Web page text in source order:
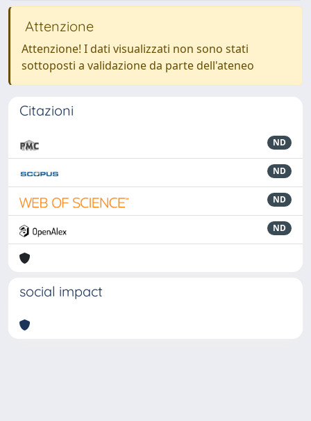
Attenzione
Attenzione! I dati visualizzati non sono stati
sottoposti a validazione da parte dell'ateneo
Citazioni
ND
ND
ND
ND
social impact